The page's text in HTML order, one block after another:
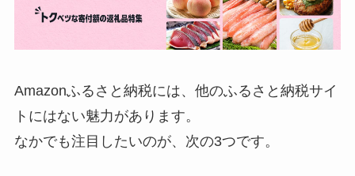
Amazonふるさと納税には、他のふるさと納税サイ
トにはない魅力があります。
なかでも注目したいのが、次の3つです。